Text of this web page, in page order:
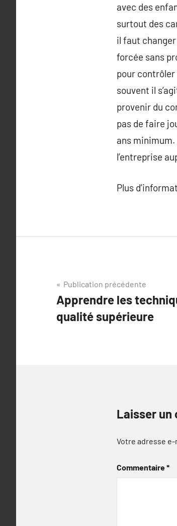
avec des
surtout des
il faut
forcée sans
pour contrôler
souvent il
provenir du
pas de faire
ans
l’entreprise
Plus
Navigation
de
l’article
Publication précédente
Apprendre les
qualité supérieure
Laisser un
Votre adresse e-
Commentaire*